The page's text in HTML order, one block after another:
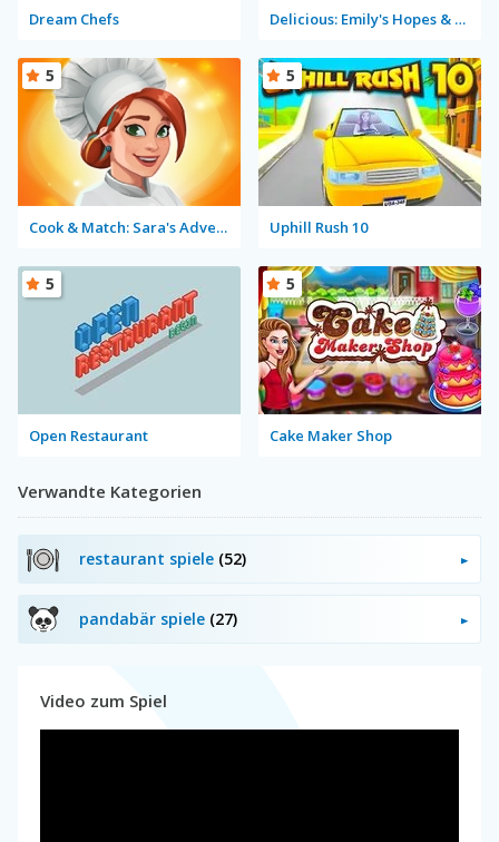
Dream Chefs Delicious: Emily's Hopes & Fears
Cook & Match: Sara's Adventure
5
Uphill Rush 10
5
Open Restaurant
5
Cake Maker Shop
5
Verwandte Kategorien
restaurant spiele (52)
pandabär spiele (27)
Video zum Spiel